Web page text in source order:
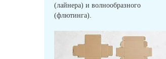
(лайнера) и волнообразного
(флютинга).